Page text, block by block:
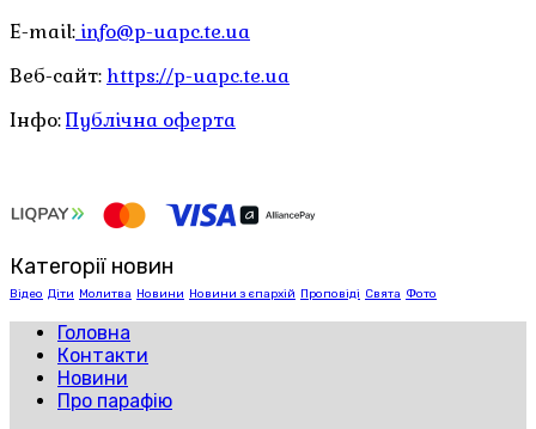
E-mail: info@p-uapc.te.ua
Веб-сайт: https://p-uapc.te.ua
Інфо:Публічна оферта
Категорії новин
Відео Діти Молитва Новини Новини з єпархій Проповіді Свята Фото
Головна
Контакти
Новини
Про парафію